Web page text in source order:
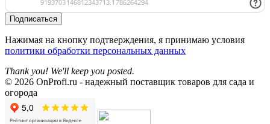
Подписаться
Нажимая на кнопку подтверждения, я принимаю условия
политики обработки персональных данных
Thank you! We'll keep you posted.
© 2026 OnProfi.ru - надежный поставщик товаров для сада и
огорода